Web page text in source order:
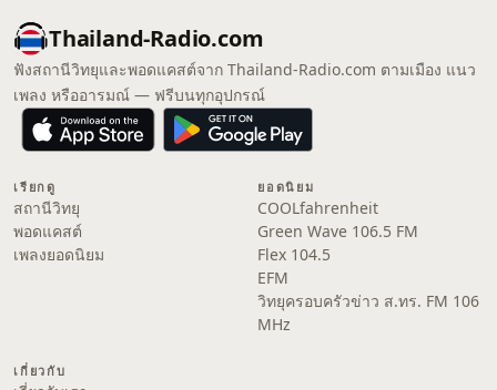
Thailand-Radio.com
ฟังสถานีวิทยุและพอดแคสต์จาก Thailand-Radio.com ตามเมือง แนว
เพลง หรืออารมณ์ — ฟรีบนทุกอุปกรณ์
เรียกดู
สถานีวิทยุ
พอดแคสต์
เพลงยอดนิยม
ยอดนิยม
COOLfahrenheit
Green Wave 106.5 FM
Flex 104.5
EFM
วิทยุครอบครัวข่าว ส.ทร. FM 106
MHz
เกี่ยวกับ